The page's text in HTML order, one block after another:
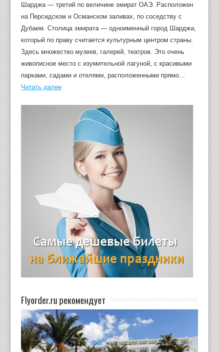
Шарджа — третий по величине эмират ОАЭ. Расположен
на Персидском и Османском заливах, по соседству с
Дубаем. Столица эмирата — одноименный город Шарджа,
который по праву считается культурным центром страны.
Здесь множество музеев, галерей, театров. Это очень
живописное место с изумительной лагуной, с красивыми
парками, садами и отелями, расположенными прямо…
Читать далее
Flyorder.ru рекомендует